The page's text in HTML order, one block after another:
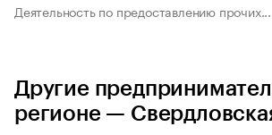
Деятельность по предоставлению прочих...
Другие
регионе —